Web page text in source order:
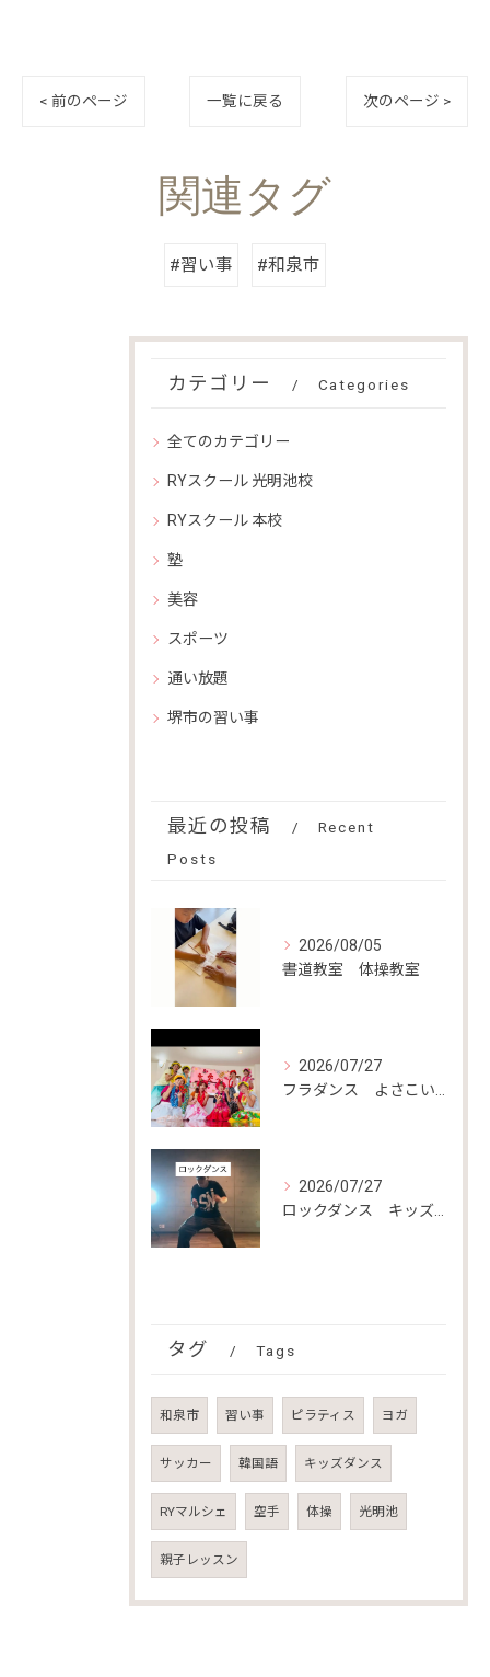
< 前のページ 一覧に戻る 次のページ >
関連タグ
#習い事 #和泉市
カテゴリー Categories
全てのカテゴリー
RYスクール 光明池校
RYスクール 本校
塾
美容
スポーツ
通い放題
堺市の習い事
最近の投稿
Recent
Posts
2026/08/05
書道教室 体操教室
2026/07/27
フラダンス よさこい教室
2026/07/27
ロックダンス キッズダンス
タグ Tags
和泉市 習い事 ピラティス ヨガ
サッカー 韓国語 キッズダンス
RYマルシェ 空手 体操 光明池
親子レッスン